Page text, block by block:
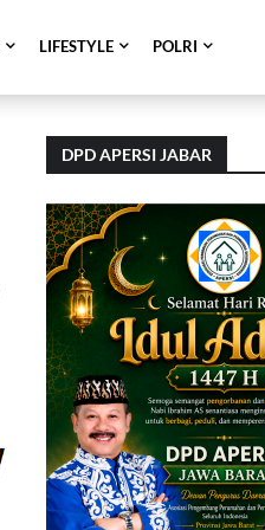
LIFESTYLE POLRI
DPD APERSI JABAR